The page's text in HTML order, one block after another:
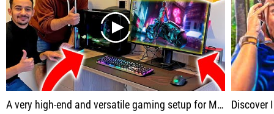
play
A very high-end and versatile gaming setup for Mohammed who is both a gamer and a architecture student. Discover